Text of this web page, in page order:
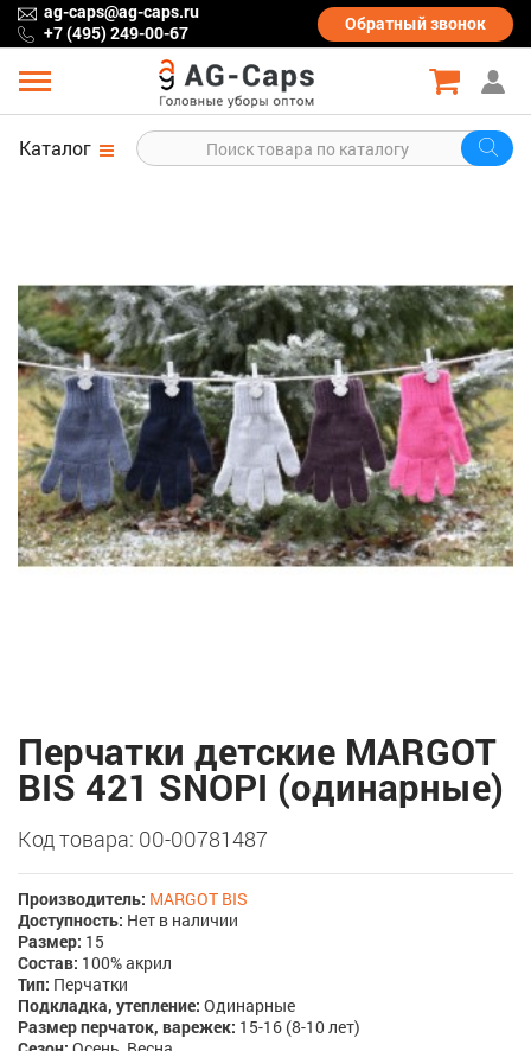
ag-caps@ag-caps.ru
+7 (495) 249-00-67
Обратныйзвонок
Каталог
Перчатки детские MARGOT
BIS 421 SNOPI (одинарные)
Код товара: 00-00781487
Производитель: MARGOT BIS
Доступность: Нет в наличии
Размер: 15
Состав: 100% акрил
Тип: Перчатки
Подкладка, утепление: Одинарные
Размер перчаток, варежек: 15-16 (8-10 лет)